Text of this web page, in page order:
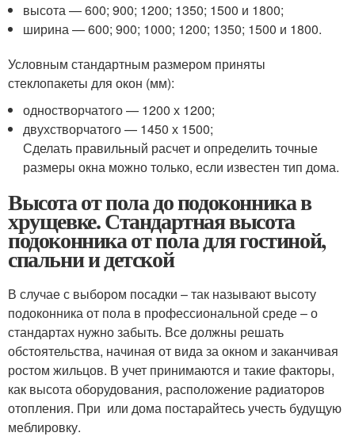
высота — 600; 900; 1200; 1350; 1500 и 1800;
ширина — 600; 900; 1000; 1200; 1350; 1500 и 1800.
Условным стандартным размером приняты
стеклопакеты для окон (мм):
одностворчатого — 1200 х 1200;
двухстворчатого — 1450 х 1500;
Сделать правильный расчет и определить точные
размеры окна можно только, если известен тип дома.
Высота от пола до подоконника в
хрущевке. Стандартная высота
подоконника от пола для гостиной,
спальни и детской
В случае с выбором посадки – так называют высоту
подоконника от пола в профессиональной среде – о
стандартах нужно забыть. Все должны решать
обстоятельства, начиная от вида за окном и заканчивая
ростом жильцов. В учет принимаются и такие факторы,
как высота оборудования, расположение радиаторов
отопления. При или дома постарайтесь учесть будущую
меблировку.